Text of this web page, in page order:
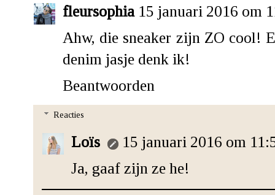
fleursophia 15 januari 2016 om
Ahw, die sneaker zijn ZO cool!
denim jasje denk ik!
Beantwoorden
Reacties
Loïs
15 januari 2016 om
Ja, gaaf zijn ze he!